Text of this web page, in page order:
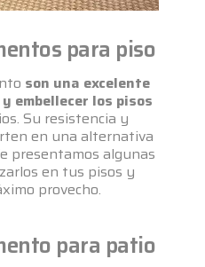
para piso
son una excelente
embellecer los pisos
Su resistencia y
en una alternativa
presentamos algunas
en tus pisos y
provecho.
para patio